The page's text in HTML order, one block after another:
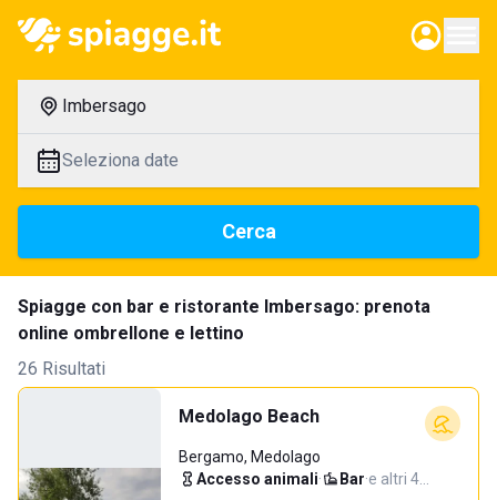
Imbersago
Seleziona date
Cerca
Spiagge con bar e ristorante Imbersago: prenota
online ombrellone e lettino
26 Risultati
Medolago Beach
Bergamo, Medolago
Accesso animali· Bar·e altri 4…